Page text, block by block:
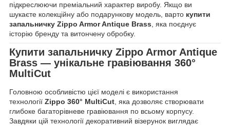
підкреслюючи преміальний характер виробу. Якщо ви
шукаєте колекційну або подарункову модель, варто купити
запальничку Zippo Armor Antique Brass, яка поєднує
історію бренду та витончену обробку.
Купити запальничку Zippo Armor Antique
Brass — унікальне гравіювання 360°
MultiCut
Головною особливістю цієї моделі є використання
технології Zippo 360° MultiCut , яка дозволяє створювати
глибоке багаторівневе гравіювання по всьому корпусу.
Завдяки цій технології декоративний візерунок виглядає